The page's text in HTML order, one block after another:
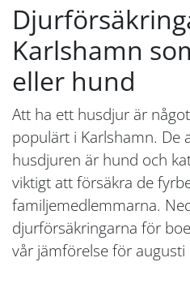
Karlshamn
eller hund
Att ha ett husdjur är
populärt i Karlshamn. De
husdjuren är hund och
viktigt att försäkra de
familjemedlemmarna.
djurförsäkringarna för
vår jämförelse för augusti